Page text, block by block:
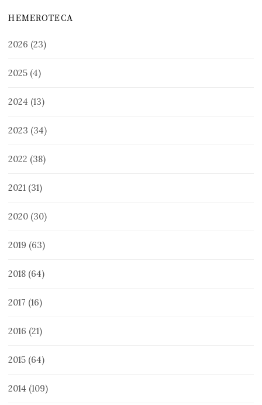
HEMEROTECA
2026 (23)
2025 (4)
2024 (13)
2023 (34)
2022 (38)
2021 (31)
2020 (30)
2019 (63)
2018 (64)
2017 (16)
2016 (21)
2015 (64)
2014 (109)